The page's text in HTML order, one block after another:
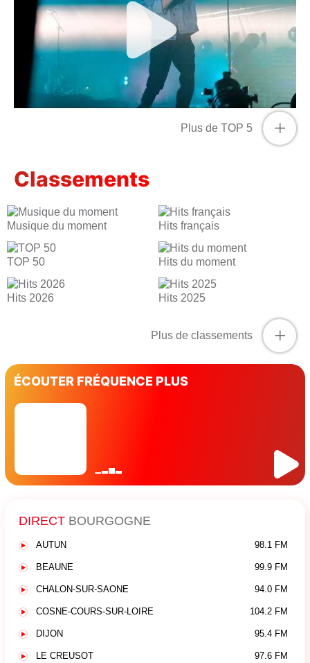
+
Plus de TOP 5
Classements
Musique du moment Hits français
TOP 50 Hits du moment
Hits 2026 Hits 2025
+
Plus de classements
ÉCOUTER FRÉQUENCE PLUS
DIRECT BOURGOGNE
AUTUN 98.1 FM
BEAUNE 99.9 FM
CHALON-SUR-SAONE 94.0 FM
COSNE-COURS-SUR-LOIRE 104.2 FM
DIJON 95.4 FM
LE CREUSOT 97.6 FM